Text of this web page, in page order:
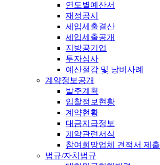
연도별예산서
재정공시
세입세출결산
세입세출공개
지방공기업
투자심사
예산절감 및 낭비사례
계약정보공개
발주계획
입찰정보현황
계약현황
대금지급정보
계약관련서식
참여희망업체 견적서 제출
법규/자치법규